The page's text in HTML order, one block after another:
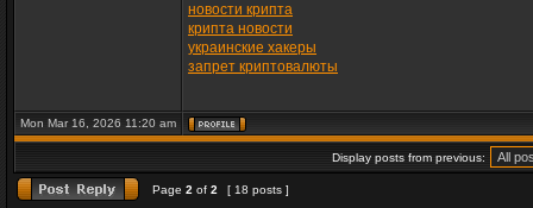
новости крипта
крипта новости
украинские хакеры
запрет криптовалюты
Mon Mar 16, 2026 11:20 am
Display posts from previous:
Page 2 of 2 [ 18 posts ]